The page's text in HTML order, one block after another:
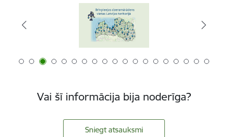
Vai šī informācija bija noderīga?
Sniegt atsauksmi